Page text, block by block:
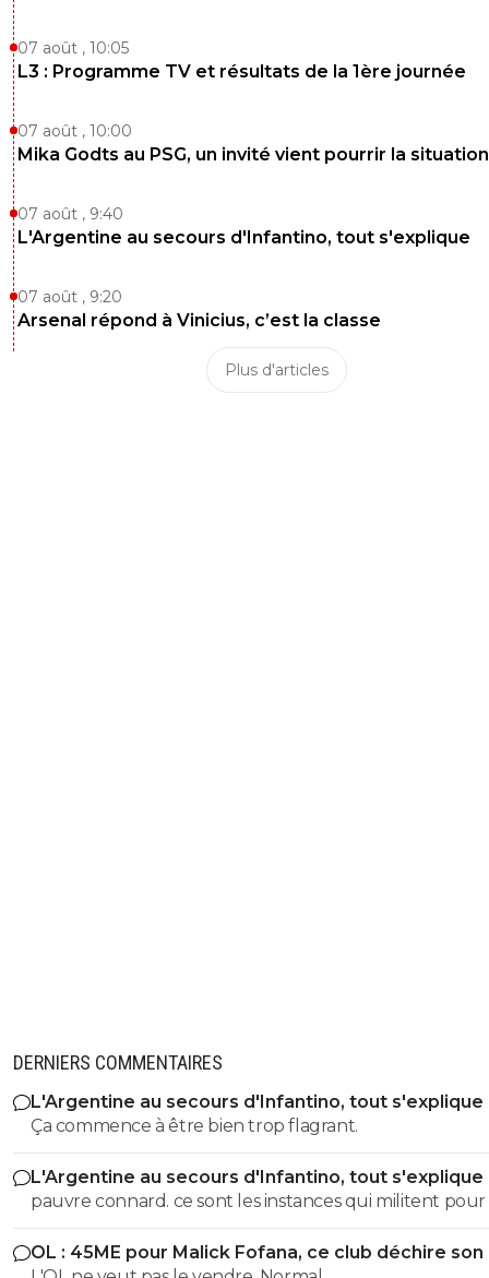
07 août , 10:05
L3 : Programme TV et résultats de la 1ère journée
07 août , 10:00
Mika Godts au PSG, un invité vient pourrir la situation
07 août , 9:40
L'Argentine au secours d'Infantino, tout s'explique
07 août , 9:20
Arsenal répond à Vinicius, c’est la classe
Plus d'articles
DERNIERS COMMENTAIRES
L'Argentine au secours d'Infantino, tout s'explique
Ça commence à être bien trop flagrant.
L'Argentine au secours d'Infantino, tout s'explique
pauvre connard. ce sont les instances qui militent pour lui.
alors evite de m insulter pauvre merde
https://www.foot01.com/foot-mondial/leurope-pousse-
OL : 45ME pour Malick Fofana, ce club déchire